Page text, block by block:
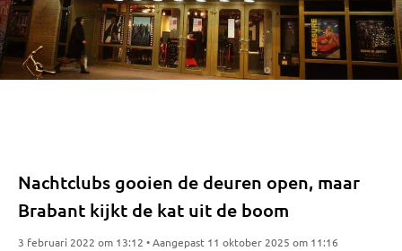
Nachtclubs gooien de deuren open, maar
Brabant kijkt de kat uit de boom
3 februari 2022 om 13:12 • Aangepast 11 oktober 2025 om 11:16